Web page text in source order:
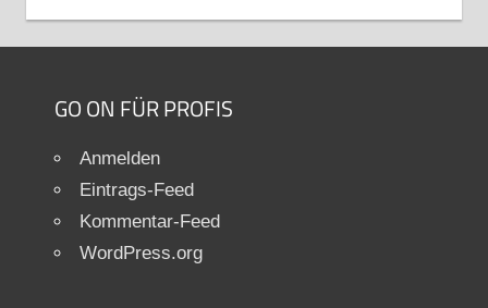
GO ON FÜR PROFIS
Anmelden
Eintrags-Feed
Kommentar-Feed
WordPress.org